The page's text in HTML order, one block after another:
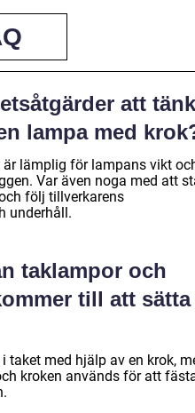
att
lampa med
lämplig för lampans vikt
Var även noga med att
följ tillverkarens
underhåll.
taklampor och
till att sätta
med hjälp av en krok,
kroken används för att